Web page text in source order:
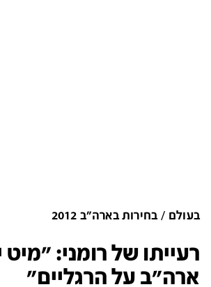
בעולם בחירות בארה"ב 2012
רעייתו של רומני:
ארה"ב על הרגליים"